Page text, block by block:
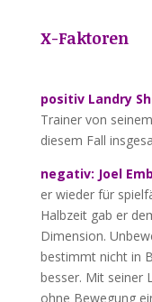
X-Faktoren
positiv Landry
Trainer von
diesem Fall
negativ: Joel
er wieder für
Halbzeit gab er
Dimension.
bestimmt nicht in
besser. Mit seiner
ohne Bewegung